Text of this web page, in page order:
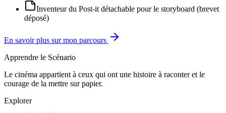
Inventeur du Post-it détachable pour le storyboard (brevet
déposé)
En savoir plus sur mon parcours
Apprendre le Scénario
Le cinéma appartient à ceux qui ont une histoire à raconter et le
courage de la mettre sur papier.
Explorer